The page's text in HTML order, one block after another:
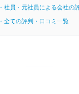
・社員・元社員による会社の
・全ての評判・口コミ一覧